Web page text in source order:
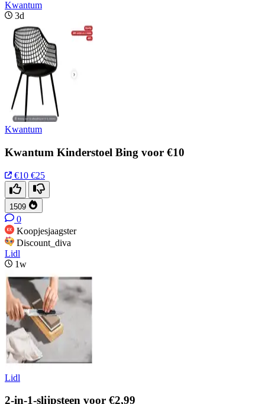
Kwantum
3d
Kwantum
Kwantum Kinderstoel Bing voor €10
€10 €25
1509
0
Koopjesjaagster
Discount_diva
Lidl
1w
Lidl
2-in-1-slijpsteen voor €2,99